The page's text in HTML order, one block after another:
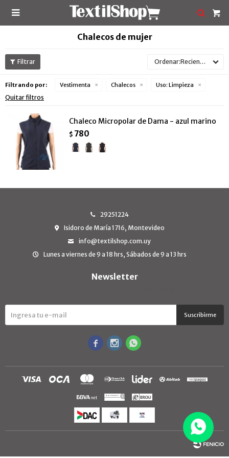

Chalecos de mujer
Recientes
Filtrando por: Vestimenta Chalecos Uso: Limpieza
Quitar filtros
Chaleco Micropolar de Dama - azul marino
$ 780
29251224
Isidoro de María 1716, Montevideo
info@textilshop.com.uy
Lunes a viernes de 9 a 18 hrs, Sábados de 9 a 13 hrs
Newsletter
Suscribirme
  